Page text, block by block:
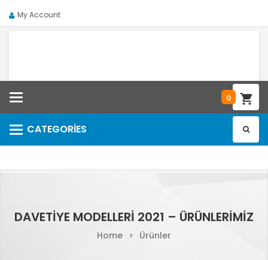
My Account
0
CATEGORIES
Categories
DAVETIYE MODELLERI 2021 – ÜRÜNLERIMIZ
Home > Ürünler